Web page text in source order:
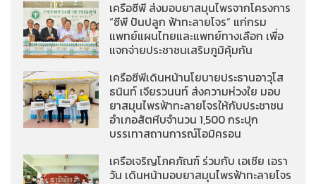
เครือซีพี ส่งมอบยาสมุนไพรจากโครงการ
“ซีพี ปันปลูก ฟ้าทะลายโจร” แก่กรม
แพทย์แผนไทยและแพทย์ทางเลือก เพื่อ
แจกจ่ายประชาชนเสริมภูมิคุ้มกัน
เครือซีพีเดินหน้านโยบายประธานอาวุโส
ธนินท์ เจียรวนนท์ ส่งความห่วงใย มอบ
ยาสมุนไพรฟ้าทะลายโจรให้กับประชาชน
อำเภอสัตหีบจำนวน 1,500 กระปุก
บรรเทาสถานการณ์โอมิครอน
เครือเจริญโภคภัณฑ์ ร่วมกับ เอเชีย เอรา
วัน เดินหน้ามอบยาสมุนไพรฟ้าทะลายโจร